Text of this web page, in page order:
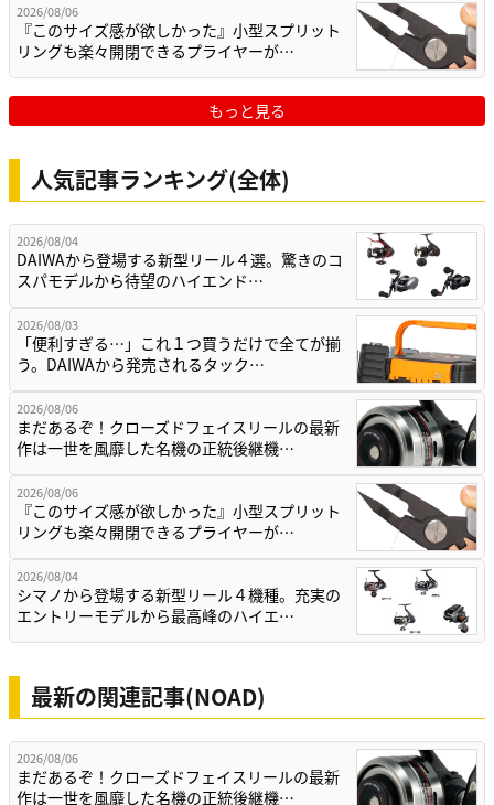
2026/08/06
『このサイズ感が欲しかった』小型スプリット
リングも楽々開閉できるプライヤーが…
もっと見る
人気記事ランキング(全体)
2026/08/04
DAIWAから登場する新型リール４選。驚きのコ
スパモデルから待望のハイエンド…
2026/08/03
「便利すぎる…」これ１つ買うだけで全てが揃
う。DAIWAから発売されるタック…
2026/08/06
まだあるぞ！クローズドフェイスリールの最新
作は一世を風靡した名機の正統後継機…
2026/08/06
『このサイズ感が欲しかった』小型スプリット
リングも楽々開閉できるプライヤーが…
2026/08/04
シマノから登場する新型リール４機種。充実の
エントリーモデルから最高峰のハイエ…
最新の関連記事(NOAD)
2026/08/06
まだあるぞ！クローズドフェイスリールの最新
作は一世を風靡した名機の正統後継機…